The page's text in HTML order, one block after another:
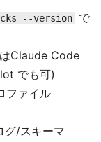
--version
で
Claude Code
でも可)
ファイル
グ/スキーマ